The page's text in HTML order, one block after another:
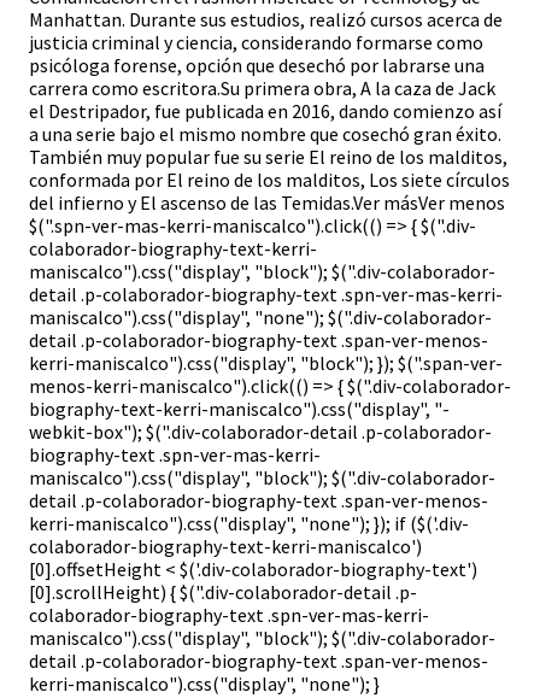
Manhattan. Durante sus estudios, realizó cursos acerca de
justicia criminal y ciencia, considerando formarse como
psicóloga forense, opción que desechó por labrarse una
carrera como escritora.Su primera obra, A la caza de Jack
el Destripador, fue publicada en 2016, dando comienzo así
a una serie bajo el mismo nombre que cosechó gran éxito.
También muy popular fue su serie El reino de los malditos,
conformada por El reino de los malditos, Los siete círculos
del infierno y El ascenso de las Temidas.Ver másVer menos
$(".spn-ver-mas-kerri-maniscalco").click(() => { $(".div-
colaborador-biography-text-kerri-
maniscalco").css("display", "block"); $(".div-colaborador-
detail .p-colaborador-biography-text .spn-ver-mas-kerri-
maniscalco").css("display", "none"); $(".div-colaborador-
detail .p-colaborador-biography-text .span-ver-menos-
kerri-maniscalco").css("display", "block"); }); $(".span-ver-
menos-kerri-maniscalco").click(() => { $(".div-colaborador-
biography-text-kerri-maniscalco").css("display", "-
webkit-box"); $(".div-colaborador-detail .p-colaborador-
biography-text .spn-ver-mas-kerri-
maniscalco").css("display", "block"); $(".div-colaborador-
detail .p-colaborador-biography-text .span-ver-menos-
kerri-maniscalco").css("display", "none"); }); if ($('.div-
colaborador-biography-text-kerri-maniscalco')
[0].offsetHeight < $('.div-colaborador-biography-text')
[0].scrollHeight) { $(".div-colaborador-detail .p-
colaborador-biography-text .spn-ver-mas-kerri-
maniscalco").css("display", "block"); $(".div-colaborador-
detail .p-colaborador-biography-text .span-ver-menos-
kerri-maniscalco").css("display", "none"); }